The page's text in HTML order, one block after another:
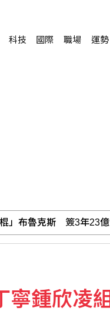
科技 國際 職場 運勢
」布魯克斯 簽3年23
3A第6勝 鄭宗哲3度上
寧鍾欣凌